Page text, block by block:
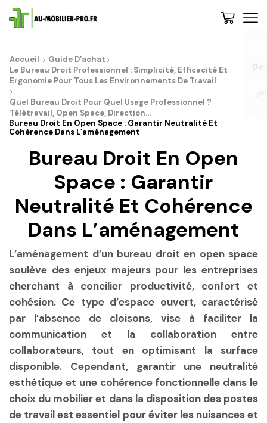
Accueil
Guide D’achat
Le Bureau Droit Professionnel : Simplicité, Efficacité Et
Ergonomie Pour Tous Les Environnements De Travail
Quel Bureau Droit Pour Quel Usage Professionnel ?
Télétravail, Open Space, Direction…
Bureau Droit En Open Space : Garantir Neutralité Et
Cohérence Dans L’aménagement
Bureau Droit En Open
Space : Garantir
Neutralité Et Cohérence
Dans L’aménagement
L’aménagement d’un bureau droit en open space
soulève des enjeux majeurs pour les entreprises
cherchant à concilier productivité, confort et
cohésion. Ce type d’espace ouvert, caractérisé
par l’absence de cloisons, vise à faciliter la
communication et la collaboration entre
collaborateurs, tout en optimisant la surface
disponible. Cependant, garantir une neutralité
esthétique et une cohérence fonctionnelle dans le
choix du mobilier et dans la disposition des postes
de travail est essentiel pour éviter les nuisances et
De : Au-Mobilier-Pro
Bienvenue, 🚀 Etape 1 : Nous vous conseillons de découvrir les
gammes et choisir votre style - Cliquez-ici | 💡 Trop de choix ? Besoin